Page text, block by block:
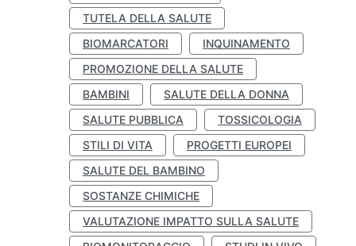
TUTELA DELLA SALUTE
BIOMARCATORI
INQUINAMENTO
PROMOZIONE DELLA SALUTE
BAMBINI
SALUTE DELLA DONNA
SALUTE PUBBLICA
TOSSICOLOGIA
STILI DI VITA
PROGETTI EUROPEI
SALUTE DEL BAMBINO
SOSTANZE CHIMICHE
VALUTAZIONE IMPATTO SULLA SALUTE